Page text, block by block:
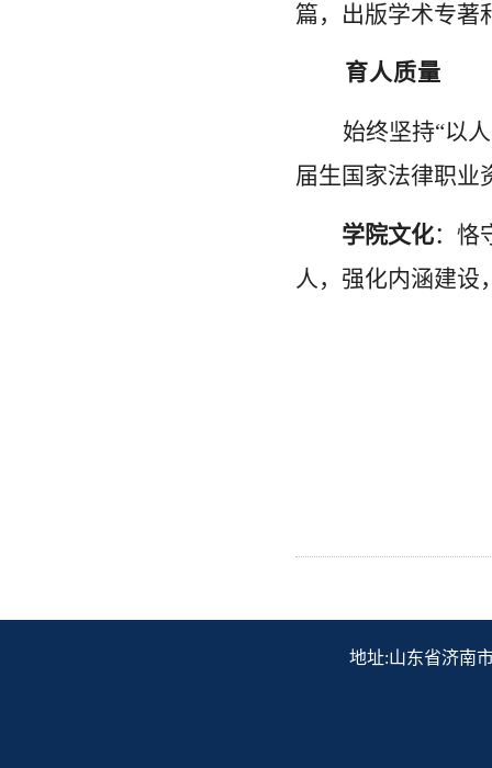
篇，出版学术专著
育人质量
始终坚持“以
届生国家法律职业
学院文化：恪
人，强化内涵建设
地址:山东省济南